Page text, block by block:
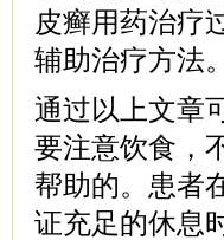
皮癣用药治疗
辅助治疗方法。
通过以上文章
要注意饮食，
帮助的。患者
证充足的休息